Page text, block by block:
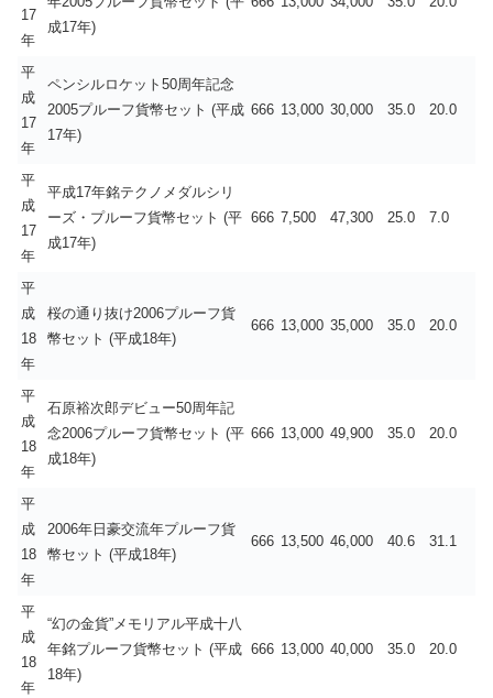
17
年
成17年)
平
成
17
年
ペンシルロケット50周年記念
2005プルーフ貨幣セット (平成
17年)
666 13,000 30,000 35.0 20.0
平
成
17
年
平成17年銘テクノメダルシリ
ーズ・プルーフ貨幣セット (平
成17年)
666 7,500 47,300 25.0 7.0
平
成
18
年
桜の通り抜け2006プルーフ貨
幣セット (平成18年)
666 13,000 35,000 35.0 20.0
平
成
18
年
石原裕次郎デビュー50周年記
念2006プルーフ貨幣セット (平
成18年)
666 13,000 49,900 35.0 20.0
平
成
18
年
2006年日豪交流年プルーフ貨
幣セット (平成18年)
666 13,500 46,000 40.6 31.1
平
成
18
年
“幻の金貨”メモリアル平成十八
年銘プルーフ貨幣セット (平成
18年)
666 13,000 40,000 35.0 20.0